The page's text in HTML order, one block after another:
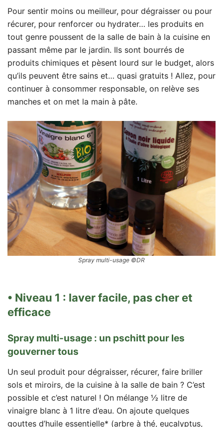
Pour sentir moins ou meilleur, pour dégraisser ou pour
récurer, pour renforcer ou hydrater… les produits en
tout genre poussent de la salle de bain à la cuisine en
passant même par le jardin. Ils sont bourrés de
produits chimiques et pèsent lourd sur le budget, alors
qu’ils peuvent être sains et… quasi gratuits ! Allez, pour
continuer à consommer responsable, on relève ses
manches et on met la main à pâte.
Spray multi-usage ©DR
• Niveau 1 : laver facile, pas cher et
efficace
Spray multi-usage : un pschitt pour les
gouverner tous
Un seul produit pour dégraisser, récurer, faire briller
sols et miroirs, de la cuisine à la salle de bain ? C’est
possible et c’est naturel ! On mélange ½ litre de
vinaigre blanc à 1 litre d’eau. On ajoute quelques
gouttes d’huile essentielle* (arbre à thé, eucalyptus,